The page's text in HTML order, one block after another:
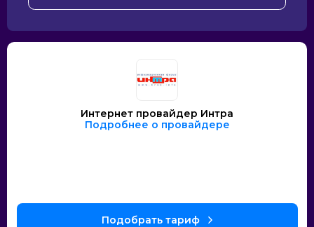
Интернет провайдер Интра
Подробнее о провайдере